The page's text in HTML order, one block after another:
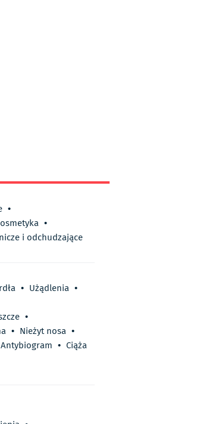
•
•
i odchudzające
• Użądlenia •
•
• Nieżyt nosa •
Antybiogram • Ciąża